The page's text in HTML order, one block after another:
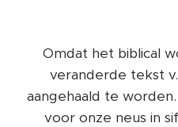
Omdat het biblical
veranderde tekst
aangehaald te
voor onze neus in